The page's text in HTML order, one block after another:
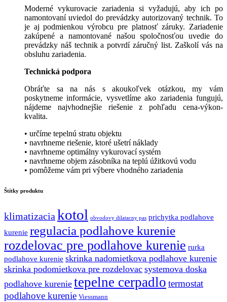
Moderné vykurovacie zariadenia si vyžadujú, aby ich po
namontovaní uviedol do prevádzky autorizovaný technik. To
je aj podmienkou výrobcu pre platnosť záruky. Zariadenie
zakúpené a namontované našou spoločnosťou uvedie do
prevádzky náš technik a potvrdí záručný list. Zaškolí vás na
obsluhu zariadenia.
Technická podpora
Obráťte sa na nás s akoukoľvek otázkou, my vám
poskytneme informácie, vysvetlíme ako zariadenia fungujú,
nájdeme najvhodnejšie riešenie z pohľadu cena-výkon-
kvalita.
• určíme tepelnú stratu objektu
• navrhneme riešenie, ktoré ušetrí náklady
• navrhneme optimálny vykurovací systém
• navrhneme objem zásobníka na teplú úžitkovú vodu
• pomôžeme vám pri výbere vhodného zariadenia
Štítky produktu
klimatizacia kotol obvodovy dilatacny pas prichytka podlahove
kurenie regulacia podlahove kurenie
rozdelovac pre podlahove kurenie rurka
podlahove kurenie skrinka nadomietkova podlahove kurenie
skrinka podomietkova pre rozdelovac systemova doska
podlahove kurenie tepelne cerpadlo termostat
podlahove kurenie Viessmann